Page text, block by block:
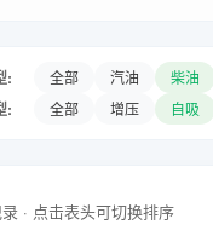
: 全部 汽油 柴油
: 全部 增压 自吸
· 点击表头可切换排序